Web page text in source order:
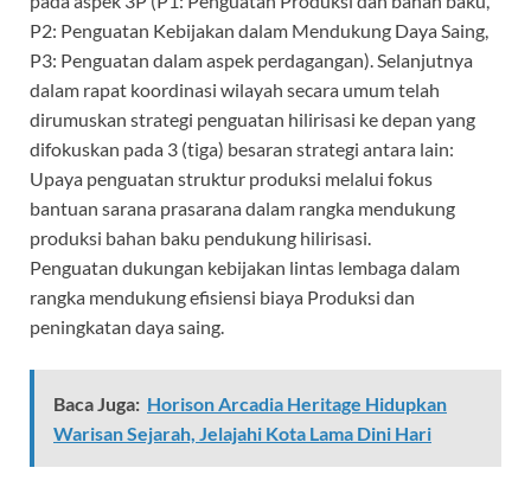
P2: Penguatan Kebijakan dalam Mendukung Daya Saing,
P3: Penguatan dalam aspek perdagangan). Selanjutnya
dalam rapat koordinasi wilayah secara umum telah
dirumuskan strategi penguatan hilirisasi ke depan yang
difokuskan pada 3 (tiga) besaran strategi antara lain:
Upaya penguatan struktur produksi melalui fokus
bantuan sarana prasarana dalam rangka mendukung
produksi bahan baku pendukung hilirisasi.
Penguatan dukungan kebijakan lintas lembaga dalam
rangka mendukung efisiensi biaya Produksi dan
peningkatan daya saing.
Baca Juga: Horison Arcadia Heritage Hidupkan
Warisan Sejarah, Jelajahi Kota Lama Dini Hari